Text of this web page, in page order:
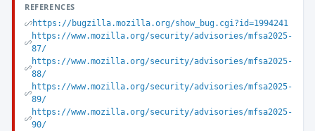
REFERENCES
https://bugzilla.mozilla.org/show_bug.cgi?id=1994241
https://www.mozilla.org/security/advisories/mfsa2025-
87/
https://www.mozilla.org/security/advisories/mfsa2025-
88/
https://www.mozilla.org/security/advisories/mfsa2025-
89/
https://www.mozilla.org/security/advisories/mfsa2025-
90/